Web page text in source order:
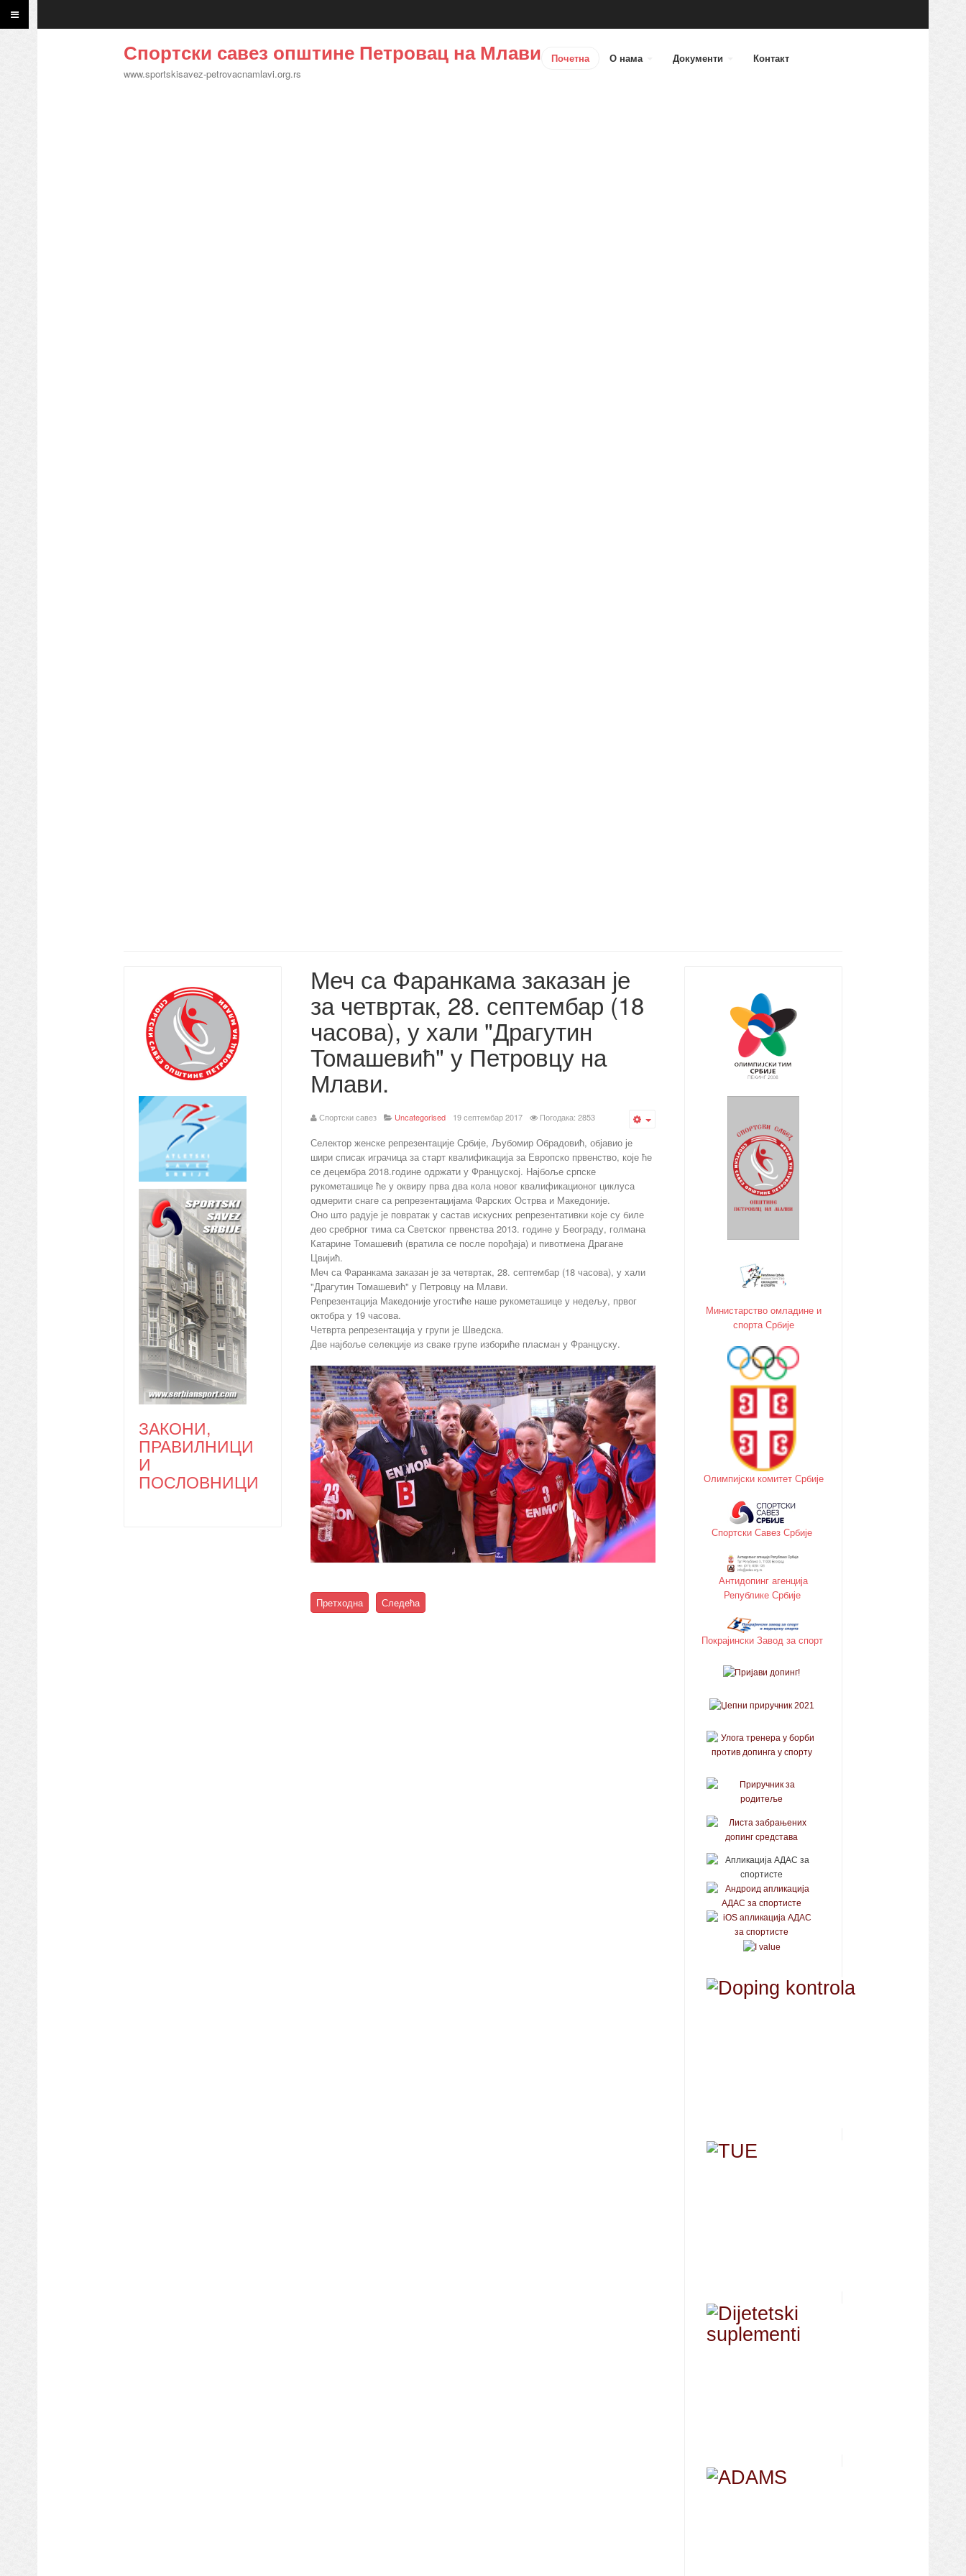
Спортски савез општине Петровац на Млави
www.sportskisavez-petrovacnamlavi.org.rs
Почетна О нама Документи Контакт
Меч са Фаранкама заказан је
за четвртак, 28. септембар (18
часова), у хали "Драгутин
Томашевић" у Петровцу на
Млави.
Спортски савез Uncategorised 19 септембар 2017 Погодака: 2853
Селектор женске репрезентације Србије, Љубомир Обрадовић, објавио је
шири списак играчица за старт квалификација за Европско првенство, које ће
се децембра 2018.године одржати у Француској. Најбоље српске
рукометашице ће у оквиру прва два кола новог квалификационог циклуса
одмерити снаге са репрезентацијама Фарских Острва и Македоније.
Оно што радује је повратак у састав искусних репрезентативки које су биле
део сребрног тима са Светског првенства 2013. године у Београду, голмана
Катарине Томашевић (вратила се после порођаја) и пивотмена Драгане
Цвијић.
Меч са Фаранкама заказан је за четвртак, 28. септембар (18 часова), у хали
"Драгутин Томашевић" у Петровцу на Млави.
Репрезентација Македоније угостиће наше рукометашице у недељу, првог
октобра у 19 часова.
Четврта репрезентација у групи је Шведска.
Две најбоље селекције из сваке групе избориће пласман у Француску.
Претходна Следећа
ЗАКОНИ,
ПРАВИЛНИЦИ
И
ПОСЛОВНИЦИ
Министарство oмладине и
спорта Србије
Олимпијски комитет Србије
Спортски Савез Србије
Антидопинг агенција
Републике Србије
Покрајински Завод за спорт